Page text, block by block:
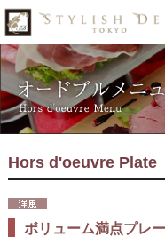
Hors d'oeuvre Plate
ボリューム満点プレ